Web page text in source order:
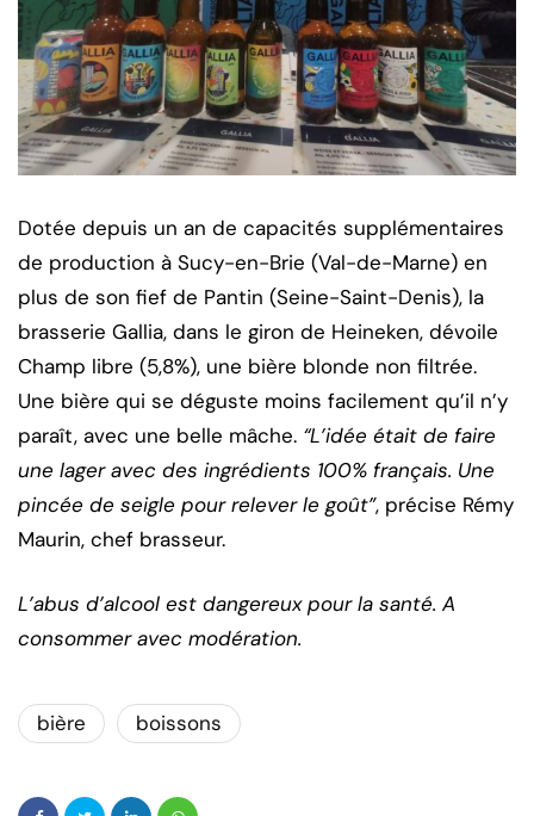
Dotée depuis un an de capacités supplémentaires
de production à Sucy-en-Brie (Val-de-Marne) en
plus de son fief de Pantin (Seine-Saint-Denis), la
brasserie Gallia, dans le giron de Heineken, dévoile
Champ libre (5,8%), une bière blonde non filtrée.
Une bière qui se déguste moins facilement qu’il n’y
paraît, avec une belle mâche. “L’idée était de faire
une lager avec des ingrédients 100% français. Une
pincée de seigle pour relever le goût”, précise Rémy
Maurin, chef brasseur.
L’abus d’alcool est dangereux pour la santé. A
consommer avec modération.
bière boissons